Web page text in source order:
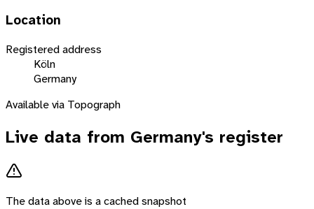
Location
Registered address
Köln
Germany
Available via Topograph
Live data from Germany's register
The data above is a cached snapshot